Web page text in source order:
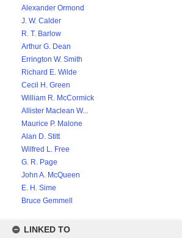
Alexander Ormond
J. W. Calder
R. T. Barlow
Arthur G. Dean
Errington W. Smith
Richard E. Wilde
Cecil H. Green
William R. McCormick
Allister Maclean W...
Maurice P. Malone
Alan D. Stitt
Wilfred L. Free
G. R. Page
John A. McQueen
E. H. Sime
Bruce Gemmell
LINKED TO